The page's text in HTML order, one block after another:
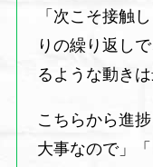
「次こそ接触
りの繰り返し
るような動き
こちらから進
大事なので」